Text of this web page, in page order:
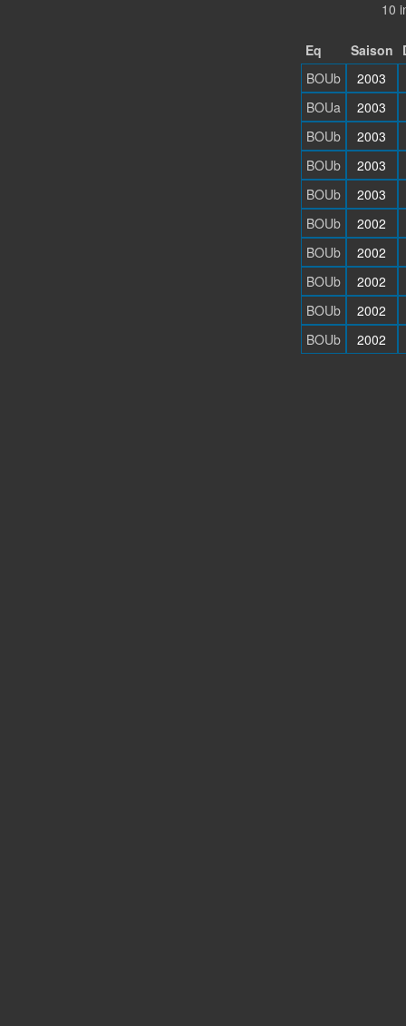
10
Eq Saison
BOUb
2003
BOUa
2003
BOUb
2003
BOUb
2003
BOUb
2003
BOUb
2002
BOUb
2002
BOUb
2002
BOUb
2002
BOUb
2002